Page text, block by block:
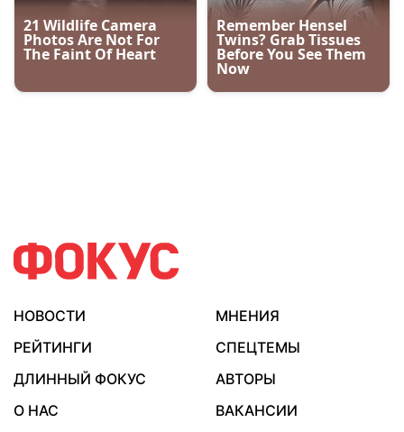
НОВОСТИ
МНЕНИЯ
РЕЙТИНГИ
СПЕЦТЕМЫ
ДЛИННЫЙ ФОКУС
АВТОРЫ
О НАС
ВАКАНСИИ